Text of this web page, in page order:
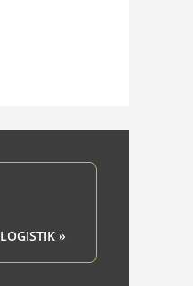
»